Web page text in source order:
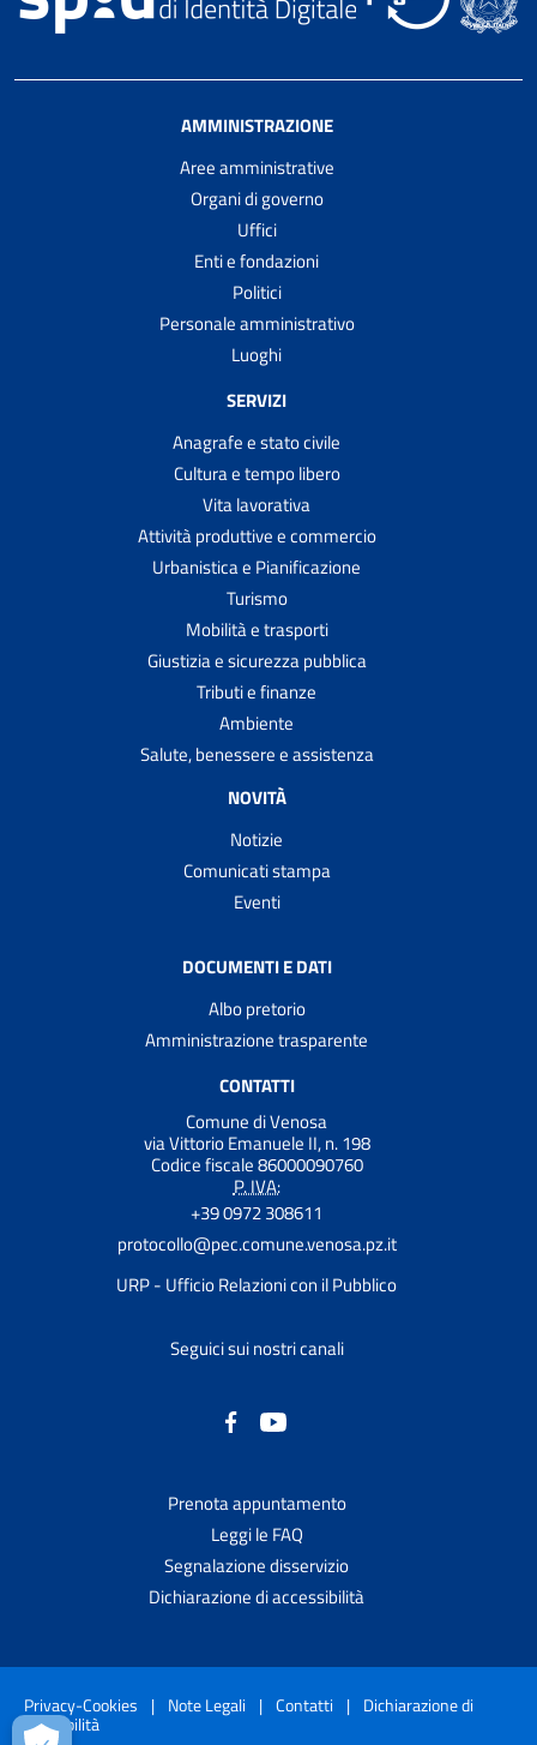
AMMINISTRAZIONE
Aree amministrative
Organi di governo
Uffici
Enti e fondazioni
Politici
Personale amministrativo
Luoghi
SERVIZI
Anagrafe e stato civile
Cultura e tempo libero
Vita lavorativa
Attività produttive e commercio
Urbanistica e Pianificazione
Turismo
Mobilità e trasporti
Giustizia e sicurezza pubblica
Tributi e finanze
Ambiente
Salute, benessere e assistenza
NOVITÀ
Notizie
Comunicati stampa
Eventi
DOCUMENTI E DATI
Albo pretorio
Amministrazione trasparente
CONTATTI
Comune di Venosa
via Vittorio Emanuele II, n. 198
Codice fiscale 86000090760
P. IVA:
+39 0972 308611
protocollo@pec.comune.venosa.pz.it
URP - Ufficio Relazioni con il Pubblico
Seguici sui nostri canali
Prenota appuntamento
Leggi le FAQ
Segnalazione disservizio
Dichiarazione di accessibilità
Privacy-Cookies | Note Legali | Contatti | Dichiarazione di
accessibilità